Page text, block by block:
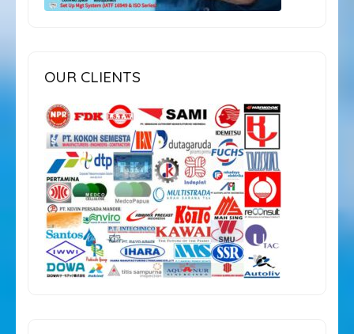
OUR CLIENTS